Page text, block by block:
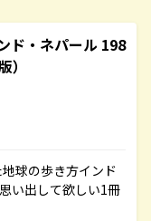
ド・ネパール 198
球の歩き方インド
い出して欲しい1冊